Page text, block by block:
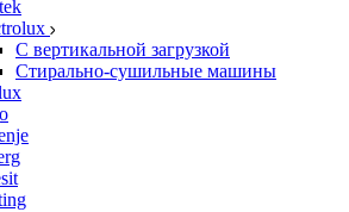
С вертикальной загрузкой
Стирально-сушильные машины